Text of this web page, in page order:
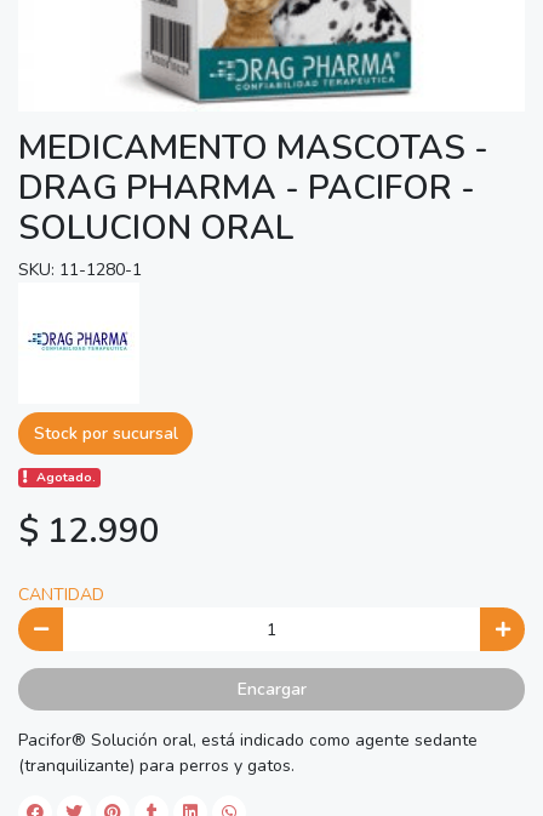
MEDICAMENTO MASCOTAS -
DRAG PHARMA - PACIFOR -
SOLUCION ORAL
SKU: 11-1280-1
Stock por sucursal
Agotado.
$ 12.990
CANTIDAD
Encargar
Pacifor® Solución oral, está indicado como agente sedante
(tranquilizante) para perros y gatos.